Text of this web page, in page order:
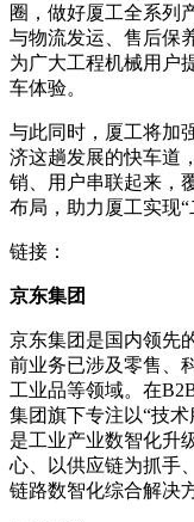
圈，做好厦工全系列
与物流发运、售后保
为广大工程机械用户
车体验。
与此同时，厦工将加
济这趟发展的快车道
销、用户串联起来，
布局，助力厦工实现“
链接：
京东集团
京东集团是国内领先
前业务已涉及零售、
工业品等领域。在
集团旗下专注以“技
是工业产业数智化升
心、以供应链为抓手
链路数智化综合解决